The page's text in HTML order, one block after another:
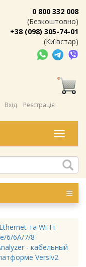
0 800 332 008
(Безкоштовно)
+38 (098) 305-74-01
(Київстар)
Вхід Реєстрація
Меню
та Wi-Fi
6/6A/7/8
- кабельный
Versiv2